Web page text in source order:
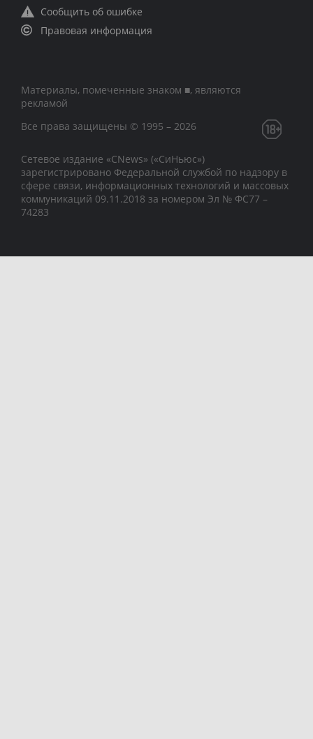
Сообщить об ошибке
Правовая информация
Материалы, помеченные знаком ■, являются
рекламой
Все права защищены © 1995 – 2026
Сетевое издание «CNews» («СиНьюс»)
зарегистрировано Федеральной службой по надзору в
сфере связи, информационных технологий и массовых
коммуникаций 09.11.2018 за номером Эл № ФС77 –
74283